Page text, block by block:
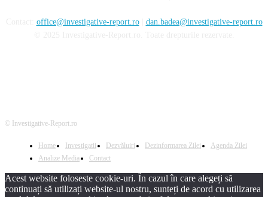
office@investigative-report.ro| dan.badea@investigative-report.ro
© Investigative-Report.ro
Home Investigatii Dezvăluiri Dezinformarea Zilei
Agenda Zilei
Analize Media
Contact
Acest website foloseste cookie-uri. În cazul în care alegeți să
continuați să utilizați website-ul nostru, sunteți de acord cu utilizarea